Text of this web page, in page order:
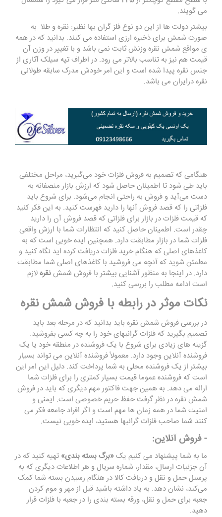
می گویند.
بیشتر دولت ها از این دو نوع فلز گران بها نظیر: نقره و طلا به
صورت شمش برای ذخیره ارزی استفاده می کنند. بدانید که در همه
ی مواقع شمش نقره وزنش ثابت نمی باشد و با تغییر در وزن آن
قیمت هم نیز به تناسب بالاتر می رود. در اطراف تپه سیلک آثاری از
جنس نقره پیدا شده است و این امر خودش مدرک سابقه طولانی
نقره درایران می باشد.
هنگامی که تصمیم به فروش فلزات خود می‌گیرید، مراحل مختلفی
باید طی شود تا اطمینان حاصل شود که ارزش بازار منصفانه به
دست می‌آید و فروش به راحتی انجام می‌شود. برای شروع باید
فلزاتی را که قصد فروش آنها را دارید فهرست کنید. به این فکر کنید
که قیمت فلزات در بازار برای فلزاتی که قصد فروش آن را دارید
چقدر است. اطمینان حاصل کنید که انتظارات شما با ارزش واقعی
فلزات شما در بازار مطابقت دارد. همچنین ایده خوبی است که به
کاغذهای اصلی که هنگام خرید فلزات دریافت کرده اید نگاه کنید و
مطمئن شوید که آنچه می فروشید با کاغذهای اصلی شما مطابقت
دارد. در اینجا به منظور آشنایی بیشتر با فروش شمشنقرهلازم
است ادامه مطلب را بررسی کنید.
نکات موثر در رابطه با فروش شمش نقره
در بررسی فروش شمش نقره باید بدانید که در مرحله بعد باید
تصمیم بگیرید که فلزات گرانبهای خود را به چه کسی بفروشید.
گزینه های زیادی برای شروع با یک فروشنده در منطقه خود یا یک
فروشنده آنلاین وجود دارد. معمولاً فروشنده آنلاین می تواند بسیار
بیشتر از یک فروشنده محلی به شما پرداخت کند. دلیل این امر این
است که فروشنده عموما قیمت بسیار کمتری را برای فلزات شما
ارائه می دهد. به همین جهت فاکتور مهم دیگری که باید در فروش
شمش نقره در نظر گرفت حفظ حریم خصوصی است. ایمنی و
امنیت شما در همه زمان ‌ها مهم است و اگر افراد جامعه فکر می‌
کنند شما صاحب فلزات گرانبها هستید، ایده خوبی نیست.
- فروش آنلاین:
ما به شما پیشنهاد می‌ کنیم یک«برگ بسته ‌بندی» تهیه کنید که در
آن جزئیات ارسال، مقدار، شماره سریال و هر اطلاعات دیگری که به
پرسنل حمل و نقل و دریافت کالا در هنگام رسیدن بسته شما کمک
می‌کند، نشان دهد. به یاد داشته باشید قبل از مهر و موم کردن
جعبه برای حمل و نقل، ورقه بسته بندی را در جعبه با فلزات قرار
دهید.